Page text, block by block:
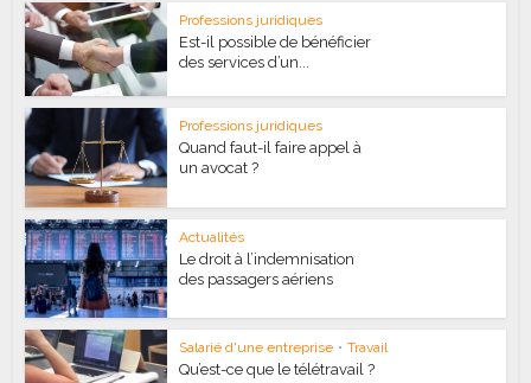
Professions juridiques
Est-il possible de bénéficier
des services d’un...
Professions juridiques
Quand faut-il faire appel à
un avocat ?
Actualités
Le droit à l’indemnisation
des passagers aériens
Salarié d'une entreprise • Travail
Qu’est-ce que le télétravail ?